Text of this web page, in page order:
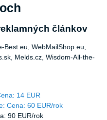
článkov
WebMailShop.eu,
Melds.cz, Wisdom-All-the-
14 EUR
Cena: 60 EUR/rok
90 EUR/rok